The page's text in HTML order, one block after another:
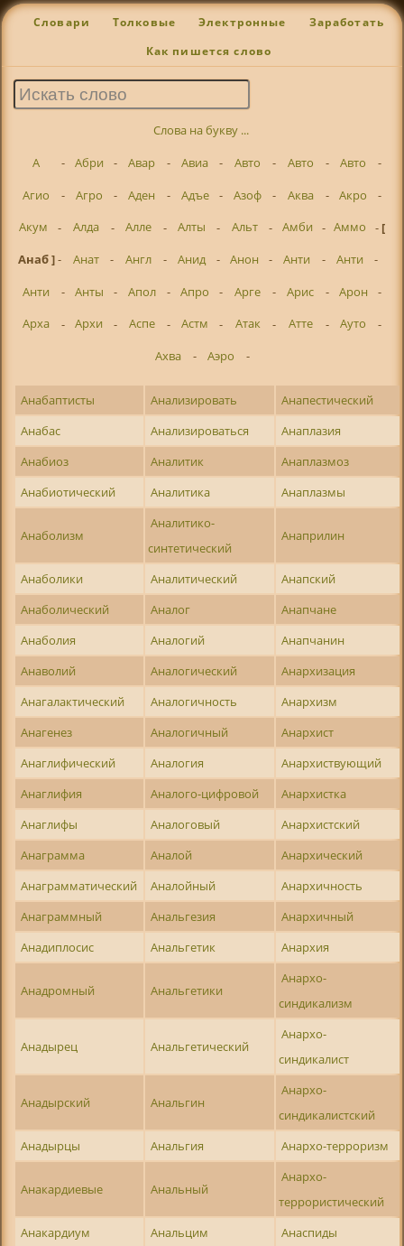
Словари Толковые Электронные Заработать
Как пишется слово
Слова на букву ...
А
- Абри - Авар - Авиа - Авто - Авто - Авто
-
Агио
- Агро - Аден - Адъе - Азоф - Аква - Акро
-
Акум
- Алда - Алле - Алты - Альт - Амби - Аммо - [
Анаб ]- Анат - Англ - Анид - Анон - Анти - Анти
-
Анти
- Анты - Апол - Апро - Арге - Арис - Арон
-
Арха
- Архи - Аспе - Астм - Атак - Атте - Ауто
-
Ахва
- Аэро -
Анабаптисты Анализировать
Анапестический
Анабас
Анализироваться
Анаплазия
Анабиоз
Аналитик
Анаплазмоз
Анабиотический
Аналитика Анаплазмы
Анаболизм
Аналитико-
синтетический
Анаприлин
Анаболики Аналитический
Анапский
Анаболический
Аналог
Анапчане
Анаболия
Аналогий
Анапчанин
Анаволий
Аналогический
Анархизация
Анагалактический
Аналогичность
Анархизм
Анагенез
Аналогичный
Анархист
Анаглифический
Аналогия
Анархиствующий
Анаглифия
Аналого-цифровой
Анархистка
Анаглифы
Аналоговый
Анархистский
Анаграмма
Аналой
Анархический
Анаграмматический
Аналойный
Анархичность
Анаграммный
Анальгезия
Анархичный
Анадиплосис
Анальгетик Анархия
Анадромный Анальгетики
Анархо-
синдикализм
Анадырец Анальгетический
Анархо-
синдикалист
Анадырский Анальгин
Анархо-
синдикалистский
Анадырцы
Анальгия Анархо-терроризм
Анакардиевые Анальный
Анархо-
террористический
Анакардиум
Анальцим
Анаспиды